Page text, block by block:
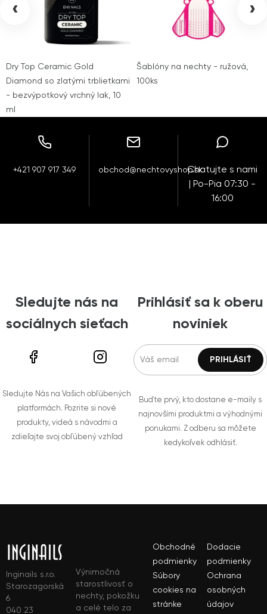
Dry Top Ceramic Gold
Diamond so zlatými trblietkami
- bezvýpotkový vrchný lak, 10
ml
Šablóny na nechty - ružová,
100ks
‹ ›
+421 907 917 349 obchod@nechtovyshop.skChatujte s nami
| Po-Pia 07:30 -
16:00
Sledujte nás na
sociálnych sieťach
Sledujte Nás na Vašich obľúbených
platformách. Pozrite si nové
produkty, videá s návodmi a
zdieľajte svoj obľúbený vzhľad
Prihlásiť sa k oberu
noviniek
Buďte prvý, kto dostane e-maily s
najnovšími produktmi a výhodnými
ponukami. Z odberu sa môžete
kedykoľvek odhlásiť.
Inginails s.r.o.
Starozagorská
6
040 23
Výnimočná
starostlivosť o
nechty, pokožku
a celé telo za
Obchodné
podmienky
Dodacie
podmienky
Súbory
cookies na
stránke
Ochrana
osobných
údajov